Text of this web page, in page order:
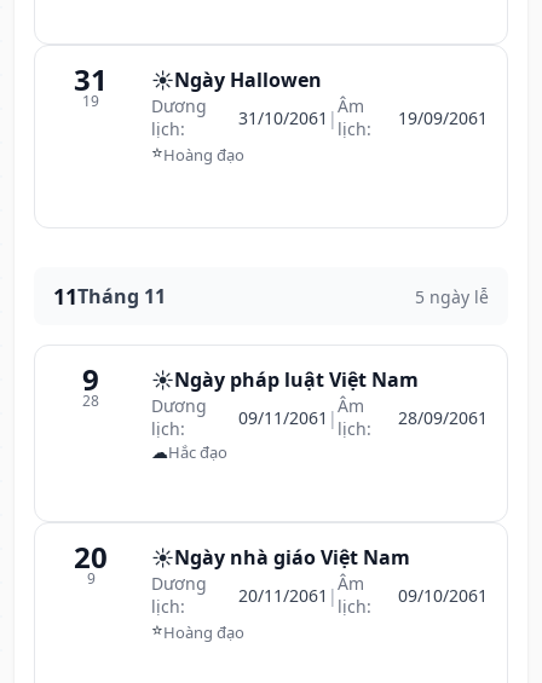
31
19
☀️Ngày Hallowen
Dương
lịch:
31/10/2061 |Âm
lịch:
19/09/2061
⭐Hoàng đạo
11Tháng 11 5 ngày lễ
9
28
☀️Ngày pháp luật Việt Nam
Dương
lịch:
09/11/2061 |Âm
lịch:
28/09/2061
☁Hắc đạo
20
9
☀️Ngày nhà giáo Việt Nam
Dương
lịch:
20/11/2061 |Âm
lịch:
09/10/2061
⭐Hoàng đạo